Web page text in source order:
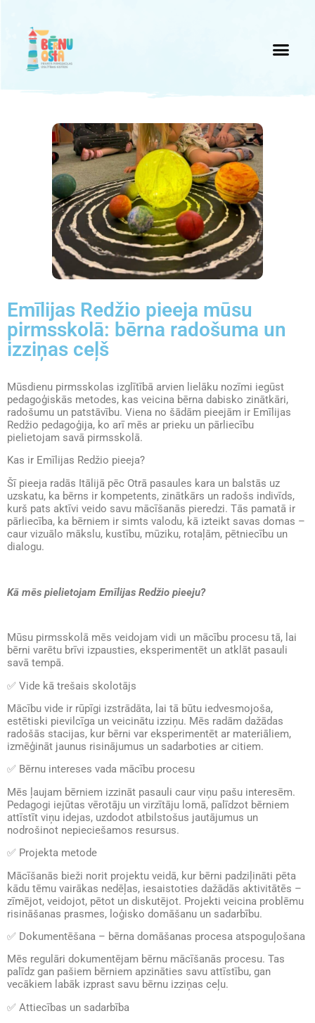
Emīlijas Redžio pieeja mūsu
pirmsskolā: bērna radošuma un
izziņas ceļš
Mūsdienu pirmsskolas izglītībā arvien lielāku nozīmi iegūst
pedagoģiskās metodes, kas veicina bērna dabisko zinātkāri,
radošumu un patstāvību. Viena no šādām pieejām ir Emīlijas
Redžio pedagoģija, ko arī mēs ar prieku un pārliecību
pielietojam savā pirmsskolā.
Kas ir Emīlijas Redžio pieeja?
Šī pieeja radās Itālijā pēc Otrā pasaules kara un balstās uz
uzskatu, ka bērns ir kompetents, zinātkārs un radošs indivīds,
kurš pats aktīvi veido savu mācīšanās pieredzi. Tās pamatā ir
pārliecība, ka bērniem ir simts valodu, kā izteikt savas domas –
caur vizuālo mākslu, kustību, mūziku, rotaļām, pētniecību un
dialogu.
Kā mēs pielietojam Emīlijas Redžio pieeju?
Mūsu pirmsskolā mēs veidojam vidi un mācību procesu tā, lai
bērni varētu brīvi izpausties, eksperimentēt un atklāt pasauli
savā tempā.
✅ Vide kā trešais skolotājs
Mācību vide ir rūpīgi izstrādāta, lai tā būtu iedvesmojoša,
estētiski pievilcīga un veicinātu izziņu. Mēs radām dažādas
radošās stacijas, kur bērni var eksperimentēt ar materiāliem,
izmēģināt jaunus risinājumus un sadarboties ar citiem.
✅ Bērnu intereses vada mācību procesu
Mēs ļaujam bērniem izzināt pasauli caur viņu pašu interesēm.
Pedagogi iejūtas vērotāju un virzītāju lomā, palīdzot bērniem
attīstīt viņu idejas, uzdodot atbilstošus jautājumus un
nodrošinot nepieciešamos resursus.
✅ Projekta metode
Mācīšanās bieži norit projektu veidā, kur bērni padziļināti pēta
kādu tēmu vairākas nedēļas, iesaistoties dažādās aktivitātēs –
zīmējot, veidojot, pētot un diskutējot. Projekti veicina problēmu
risināšanas prasmes, loģisko domāšanu un sadarbību.
✅ Dokumentēšana – bērna domāšanas procesa atspoguļošana
Mēs regulāri dokumentējam bērnu mācīšanās procesu. Tas
palīdz gan pašiem bērniem apzināties savu attīstību, gan
vecākiem labāk izprast savu bērnu izziņas ceļu.
✅ Attiecības un sadarbība